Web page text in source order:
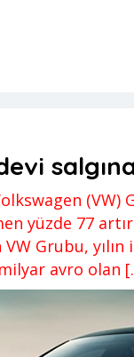
(VW)
yüzde 77
Grubu,
avro olan